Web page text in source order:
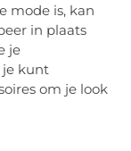
mode is, kan
in plaats
je
je kunt
om je look